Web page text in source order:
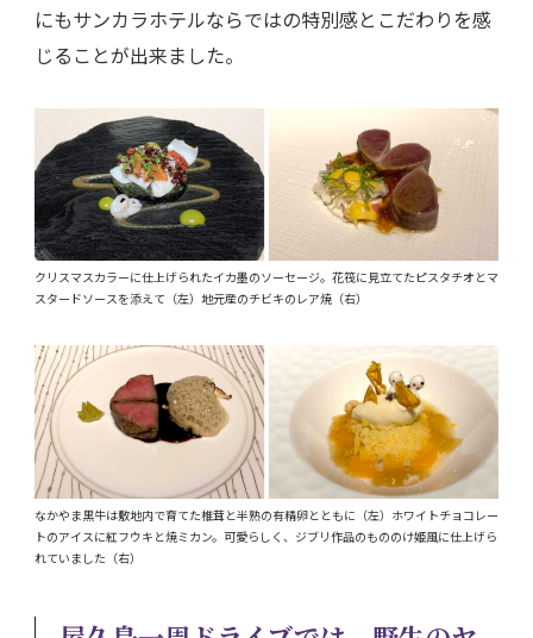
にもサンカラホテルならではの特別感とこだわりを感
じることが出来ました。
クリスマスカラーに仕上げられたイカ墨のソーセージ。花筏に見立てたピスタチオとマ
スタードソースを添えて（左）地元産のチビキのレア焼（右）
なかやま黒牛は敷地内で育てた椎茸と半熟の有精卵とともに（左）ホワイトチョコレー
トのアイスに紅フウキと焼ミカン。可愛らしく、ジブリ作品のもののけ姫風に仕上げら
れていました（右）